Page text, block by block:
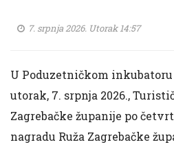
7. srpnja 2026. Utorak 14:57
U Poduzetničkom
utorak, 7. srpnja 2026.,
Zagrebačke županije po
nagradu Ruža Zagrebačke